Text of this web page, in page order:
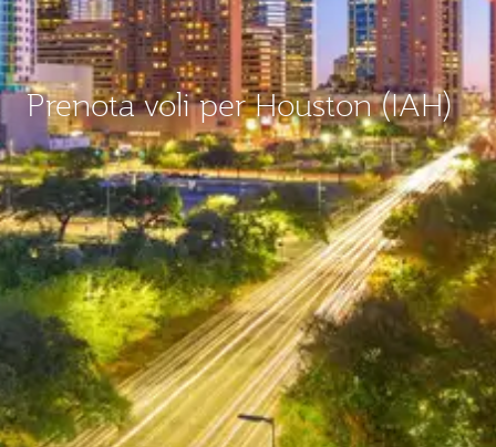
Prenota voli per Houston (IAH)